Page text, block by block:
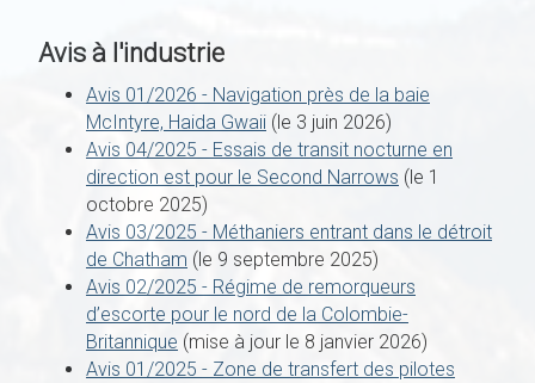
Avis à l'industrie
Avis 01/2026 - Navigation près de la baie
McIntyre, Haida Gwaii (le 3 juin 2026)
Avis 04/2025 - Essais de transit nocturne en
direction est pour le Second Narrows (le 1
octobre 2025)
Avis 03/2025 - Méthaniers entrant dans le détroit
de Chatham (le 9 septembre 2025)
Avis 02/2025 - Régime de remorqueurs
d’escorte pour le nord de la Colombie-
Britannique (mise à jour le 8 janvier 2026)
Avis 01/2025 - Zone de transfert des pilotes